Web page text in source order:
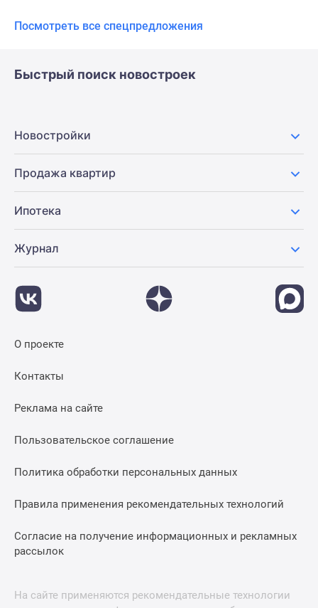
Посмотреть все спецпредложения
Быстрый поиск новостроек
Новостройки
Продажа квартир
Ипотека
Журнал
О проекте
Контакты
Реклама на сайте
Пользовательское соглашение
Политика обработки персональных данных
Правила применения рекомендательных технологий
Согласие на получение информационных и рекламных
рассылок
На сайте применяются рекомендательные технологии